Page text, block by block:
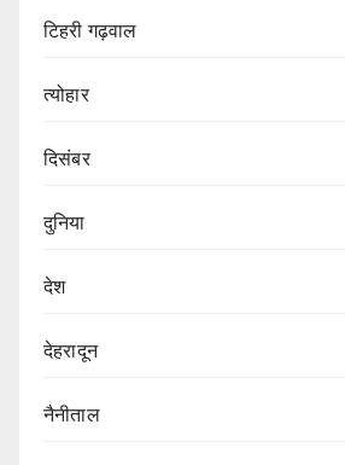
टिहरी गढ़वाल
त्योहार
दिसंबर
दुनिया
देश
देहरादून
नैनीताल